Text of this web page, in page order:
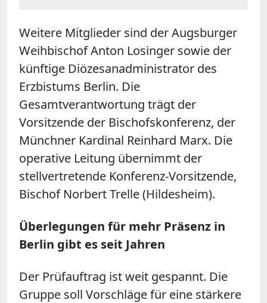
Weitere Mitglieder sind der Augsburger
Weihbischof Anton Losinger sowie der
künftige Diözesanadministrator des
Erzbistums Berlin. Die
Gesamtverantwortung trägt der
Vorsitzende der Bischofskonferenz, der
Münchner Kardinal Reinhard Marx. Die
operative Leitung übernimmt der
stellvertretende Konferenz-Vorsitzende,
Bischof Norbert Trelle (Hildesheim).
Überlegungen für mehr Präsenz in
Berlin gibt es seit Jahren
Der Prüfauftrag ist weit gespannt. Die
Gruppe soll Vorschläge für eine stärkere